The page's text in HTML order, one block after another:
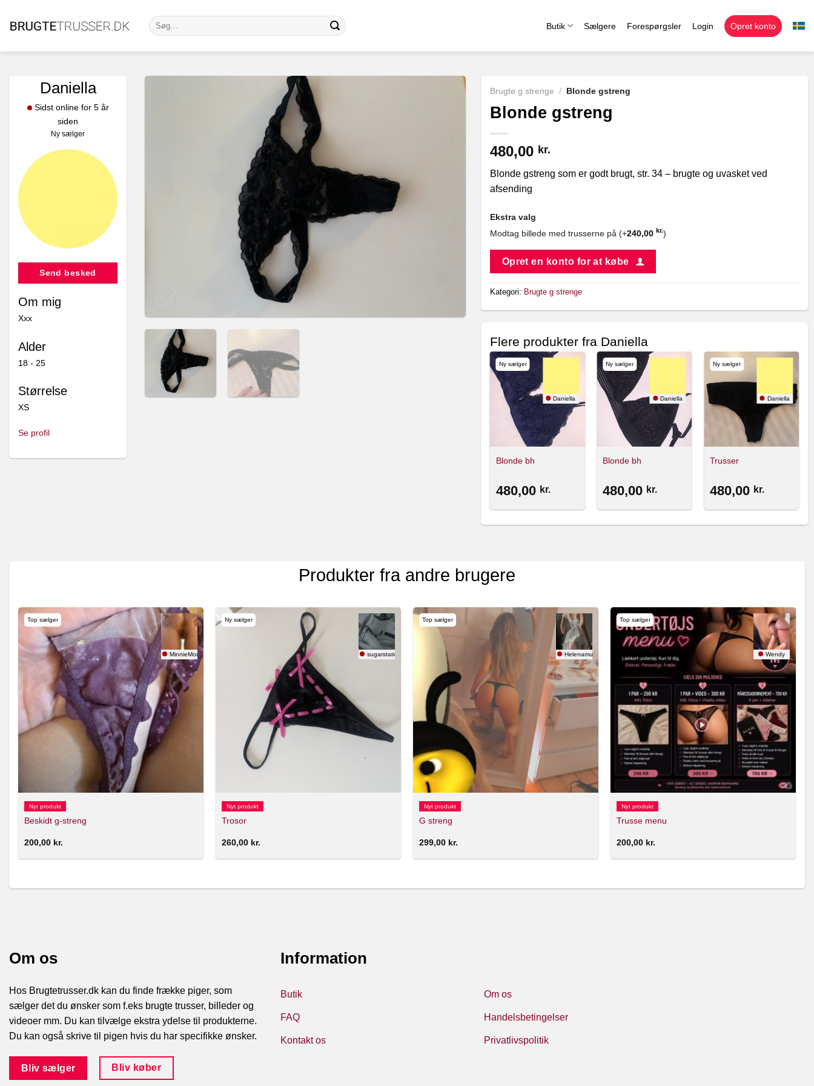
Søg
efter:
Butik Sælgere Forespørgsler Login Opret konto
Daniella
Sidst online for 5 år
siden
Ny sælger
Send besked
Om mig
Xxx
Alder
18 - 25
Størrelse
XS
Se profil
Brugte g strenge / Blonde gstreng
Blonde gstreng
480,00 kr.
Blonde gstreng som er godt brugt, str. 34 – brugte og uvasket ved
afsending
Ekstra valg
Modtag billede med trusserne på (+240,00 kr.)
Opret en konto for at købe
Kategori: Brugte g strenge
Flere produkter fra Daniella
Ny sælger
Daniella
Blonde bh
480,00 kr.
Ny sælger
Daniella
Blonde bh
480,00 kr.
Ny sælger
Daniella
Trusser
480,00 kr.
Produkter fra andre brugere
Top sælger
MinnieMouse
Nyt produkt
Beskidt g-streng
200,00 kr.
Ny sælger
sugarstatic
Nyt produkt
Trosor
260,00 kr.
Top sælger
Helenamusse
Nyt produkt
G streng
299,00 kr.
Top sælger
Wendy
Nyt produkt
Trusse menu
200,00 kr.
Om os
Hos Brugtetrusser.dk kan du finde frække piger, som
sælger det du ønsker som f.eks brugte trusser, billeder og
videoer mm. Du kan tilvælge ekstra ydelse til produkterne.
Du kan også skrive til pigen hvis du har specifikke ønsker.
Bliv sælger Bliv køber
Information
Butik
FAQ
Kontakt os
Om os
Handelsbetingelser
Privatlivspolitik